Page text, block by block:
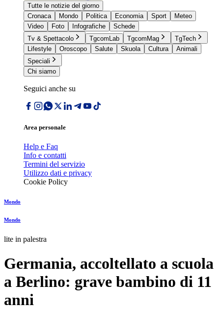
Tutte le notizie del giorno
Cronaca
Mondo Politica Economia Sport
Meteo
Video
Foto Infografiche
Schede
Tv & Spettacolo
TgcomLab TgcomMag
TgTech
Lifestyle
Oroscopo Salute Skuola Cultura
Animali
Speciali
Chi siamo
Seguici anche su
Area personale
Help e Faq
Info e contatti
Termini del servizio
Utilizzo dati e privacy
Cookie Policy
Mondo
Mondo
lite in palestra
Germania, accoltellato a scuola
a Berlino: grave bambino di 11
anni